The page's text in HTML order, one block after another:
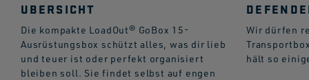
UBERSICHT
Die kompakte LoadOut® GoBox 15-
Ausrüstungsbox schützt alles, was dir lieb
und teuer ist oder perfekt organisiert
bleiben soll. Sie findet selbst auf engen
Wir dürfen
hält so